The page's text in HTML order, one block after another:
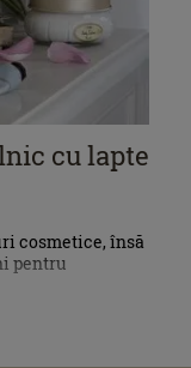
cu lapte
cosmetice, însă
pentru